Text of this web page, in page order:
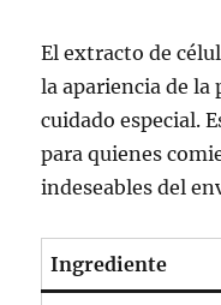
El extracto de
la apariencia de
cuidado especial.
para quienes
indeseables del
Ingrediente